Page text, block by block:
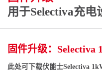
用于Selectiva充电
固件升级：Selectiva
此处可下载伏能士Selectiva